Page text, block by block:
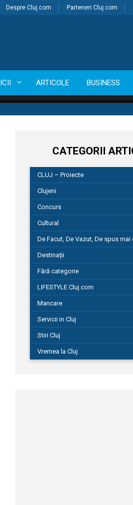
Despre Cluj.com Parteneri Cluj.com
ARTICOLE BUSINESS
CATEGORII
CLUJ – Proiecte
Clujeni
Concurs
Cultural
De Facut, De Vazut, De spus
Destinații
Fără categorie
LIFESTYLE Cluj.com
Mancare
Servicii in Cluj
Stiri Cluj
Vremea la Cluj